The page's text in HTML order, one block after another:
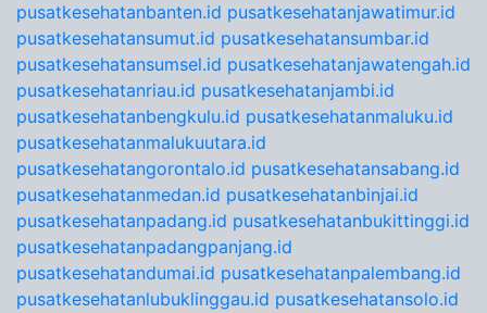
pusatkesehatanbanten.id pusatkesehatanjawatimur.id
pusatkesehatansumut.id pusatkesehatansumbar.id
pusatkesehatansumsel.id pusatkesehatanjawatengah.id
pusatkesehatanriau.id pusatkesehatanjambi.id
pusatkesehatanbengkulu.id pusatkesehatanmaluku.id
pusatkesehatanmalukuutara.id
pusatkesehatangorontalo.id pusatkesehatansabang.id
pusatkesehatanmedan.id pusatkesehatanbinjai.id
pusatkesehatanpadang.id pusatkesehatanbukittinggi.id
pusatkesehatanpadangpanjang.id
pusatkesehatandumai.id pusatkesehatanpalembang.id
pusatkesehatanlubuklinggau.id pusatkesehatansolo.id